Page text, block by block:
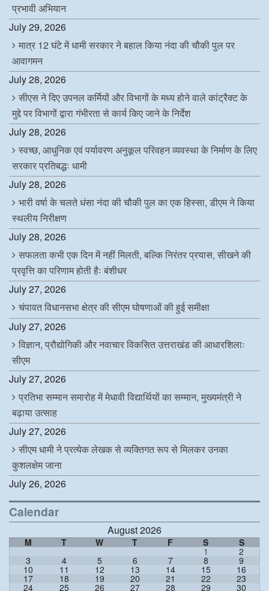
प्रभावी अभियान
July 29, 2026
मात्र 12 घंटे में धामी सरकार ने बहाल किया नंदा की चौकी पुल पर
आवागमन
July 28, 2026
सीएस ने दिए उपनल कर्मियों और विभागों के मध्य होने वाले कांट्रैक्ट के
मुद्दे पर विभागों द्वारा गंभीरता से कार्य किए जाने के निर्देश
July 28, 2026
स्वच्छ, आधुनिक एवं पर्यावरण अनुकूल परिवहन व्यवस्था के निर्माण के लिए
सरकार प्रतिबद्धः धामी
July 28, 2026
भारी वर्षा के चलते धंसा नंदा की चौकी पुल का एक हिस्सा, डीएम ने किया
स्थलीय निरीक्षण
July 28, 2026
सफलता कभी एक दिन में नहीं मिलती, बल्कि निरंतर प्रयास, सीखने की
प्रवृत्ति का परिणाम होती हैः बंशीधर
July 27, 2026
चंपावत विधानसभा क्षेत्र की सीएम घोषणाओं की हुई समीक्षा
July 27, 2026
विज्ञान, प्रौद्योगिकी और नवाचार विकसित उत्तराखंड की आधारशिलाः
सीएम
July 27, 2026
प्रतिभा सम्मान समारोह में मेधावी विद्यार्थियों का सम्मान, मुख्यमंत्री ने
बढ़ाया उत्साह
July 27, 2026
सीएम धामी ने प्रत्येक लेखक से व्यक्तिगत रूप से मिलकर उनका
कुशलक्षेम जाना
July 26, 2026
Calendar
August 2026
M T W T F S S
1 2
3 4 5 6 7 8 9
10 11 12 13 14 15 16
17 18 19 20 21 22 23
24 25 26 27 28 29 30